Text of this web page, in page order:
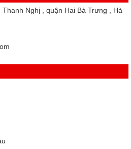
Nghị , quận Hai Bà Trưng , Hà